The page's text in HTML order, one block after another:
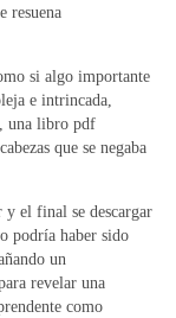
resuena
si algo importante
e intrincada,
una libro pdf
que se negaba
el final se descargar
podría haber sido
un
revelar una
como